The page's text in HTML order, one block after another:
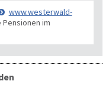
www.westerwald-
Pensionen im